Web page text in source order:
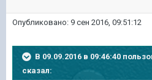
Опубликовано: 9 сен 2016, 09:51:12
В 09.09.2016 в 09:46:40
сказал: